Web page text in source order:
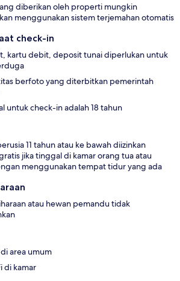
diberikan oleh properti mungkin
menggunakan sistem terjemahan otomatis
check-in
kartu debit, deposit tunai diperlukan untuk
berfoto yang diterbitkan pemerintah
untuk check-in adalah 18 tahun
11 tahun atau ke bawah diizinkan
jika tinggal di kamar orang tua atau
menggunakan tempat tidur yang ada
atau hewan pemandu tidak
area umum
di kamar